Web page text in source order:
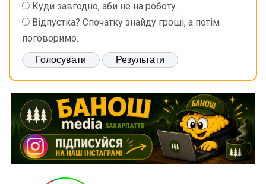
Куди завгодно, аби не на роботу.
Відпустка? Спочатку знайду гроші, а потім
поговоримо.